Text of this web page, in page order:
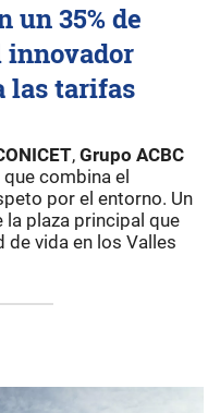
un 35% de
innovador
las tarifas
, Grupo ACBC
combina el
por el entorno. Un
plaza principal que
vida en los Valles